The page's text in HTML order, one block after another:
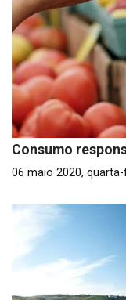
Consumo
06 maio 2020,